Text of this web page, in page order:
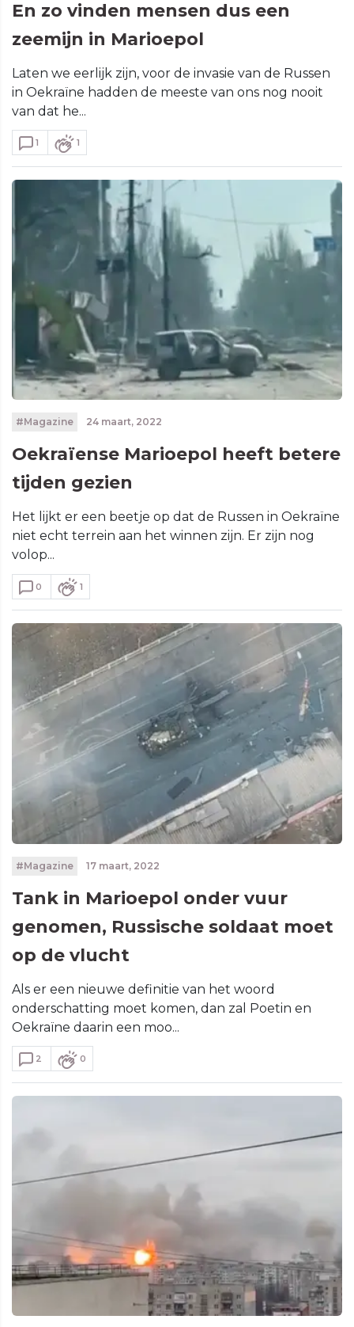
En zo vinden mensen dus een
zeemijn in Marioepol
Laten we eerlijk zijn, voor de invasie van de Russen
in Oekraïne hadden de meeste van ons nog nooit
van dat he...
1 1
#Magazine 24 maart, 2022
Oekraïense Marioepol heeft betere
tijden gezien
Het lijkt er een beetje op dat de Russen in Oekraïne
niet echt terrein aan het winnen zijn. Er zijn nog
volop...
0 1
#Magazine 17 maart, 2022
Tank in Marioepol onder vuur
genomen, Russische soldaat moet
op de vlucht
Als er een nieuwe definitie van het woord
onderschatting moet komen, dan zal Poetin en
Oekraïne daarin een moo...
2 0